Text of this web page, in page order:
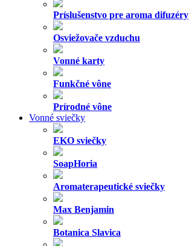
Príslušenstvo pre aroma difuzéry
Osviežovače vzduchu
Vonné karty
Funkčné vône
Prírodné vône
Vonné sviečky
EKO sviečky
SoapHoria
Aromaterapeutické sviečky
Max Benjamin
Botanica Slavica